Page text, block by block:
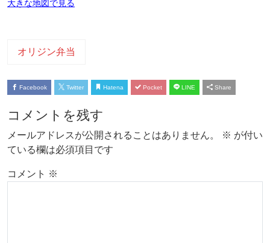
大きな地図で見る
オリジン弁当
Facebook Twitter Hatena Pocket LINE Share
コメントを残す
メールアドレスが公開されることはありません。 ※ が付い
ている欄は必須項目です
コメント ※